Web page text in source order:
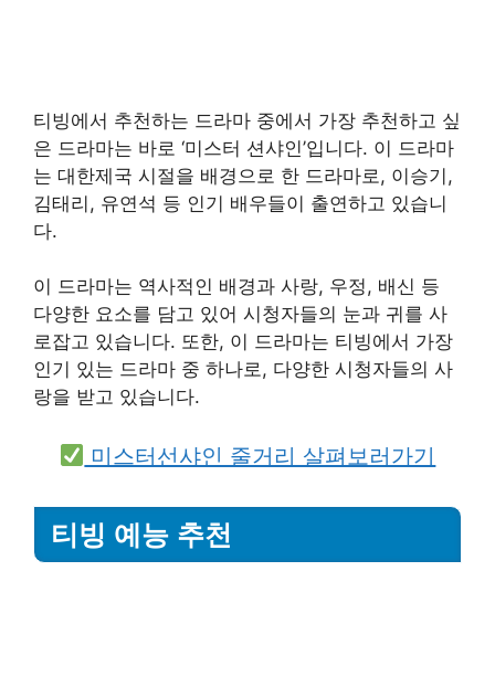
티빙에서 추천하는 드라마 중에서 가장 추천하고 싶
은 드라마는 바로 ‘미스터 션샤인’입니다. 이 드라마
는 대한제국 시절을 배경으로 한 드라마로, 이승기,
김태리, 유연석 등 인기 배우들이 출연하고 있습니
다.
이 드라마는 역사적인 배경과 사랑, 우정, 배신 등
다양한 요소를 담고 있어 시청자들의 눈과 귀를 사
로잡고 있습니다. 또한, 이 드라마는 티빙에서 가장
인기 있는 드라마 중 하나로, 다양한 시청자들의 사
랑을 받고 있습니다.
미스터선샤인 줄거리 살펴보러가기
티빙 예능 추천